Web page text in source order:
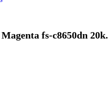
fs-c8650dn 20k.